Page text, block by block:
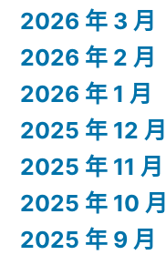
2026 年 3 月
2026 年 2 月
2026 年 1 月
2025 年 12 月
2025 年 11 月
2025 年 10 月
2025 年 9 月